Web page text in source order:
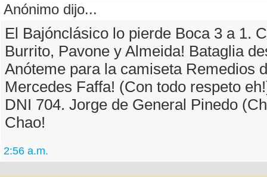
Anónimo dijo...
El Bajónclásico lo pierde Boca 3 a 1.
Burrito, Pavone y Almeida! Bataglia
Anóteme para la camiseta Remedios
Mercedes Faffa! (Con todo respeto
DNI 704. Jorge de General Pinedo
Chao!
2:56 a.m.